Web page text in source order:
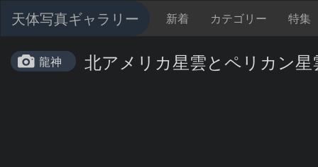
天体写真ギャラリー 新着 カテゴリー 特集
龍神 北アメリカ星雲とペリカン星